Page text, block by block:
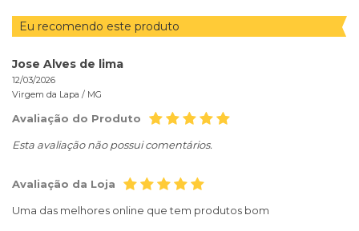
Eu recomendo este produto
Jose Alves de lima
12/03/2026
Virgem da Lapa / MG
Avaliação do Produto
Esta avaliação não possui comentários.
Avaliação da Loja
Uma das melhores online que tem produtos bom